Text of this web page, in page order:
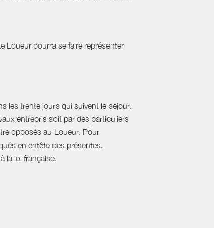
Loueur pourra se faire représenter
les trente jours qui suivent le séjour.
entrepris soit par des particuliers
opposés au Loueur. Pour
en entête des présentes.
la loi française.